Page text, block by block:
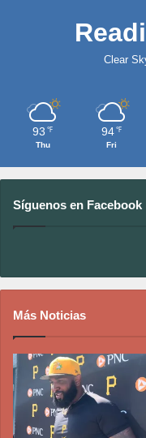
Clear
93 ℉
Thu
94 ℉
Fri
Síguenos en Facebook
Más Noticias